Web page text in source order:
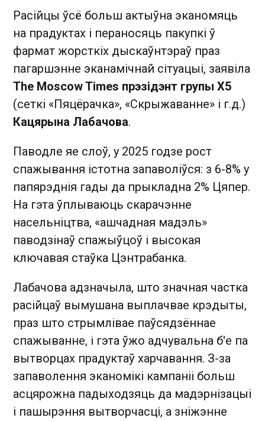
Расійцы ўсё больш актыўна эканомяць
на прадуктах і пераносяць пакупкі ў
фармат жорсткіх дыскаўнтэраў праз
пагаршэнне эканамічнай сітуацыі, заявіла
The Moscow Times прэзідэнт групы X5
(сеткі «Пяцёрачка», «Скрыжаванне» і г.д.)
Кацярына Лабачова.
Паводле яе слоў, у 2025 годзе рост
спажывання істотна запаволіўся: з 6-8% у
папярэднія гады да прыкладна 2% Цяпер.
На гэта ўплываюць скарачэнне
насельніцтва, «ашчадная мадэль»
паводзінаў спажыўцоў і высокая
ключавая стаўка Цэнтрабанка.
Лабачова адзначыла, што значная частка
расійцаў вымушана выплачвае крэдыты,
праз што стрымлівае паўсядзённае
спажыванне, і гэта ўжо адчувальна б'е па
вытворцах прадуктаў харчавання. З-за
запаволення эканомікі кампаніі больш
асцярожна падыходзяць да мадэрнізацыі
і пашырэння вытворчасці, а зніжэнне